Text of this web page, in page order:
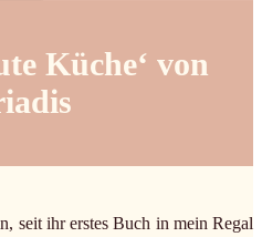
Küche‘ von
seit ihr erstes Buch in mein Regal